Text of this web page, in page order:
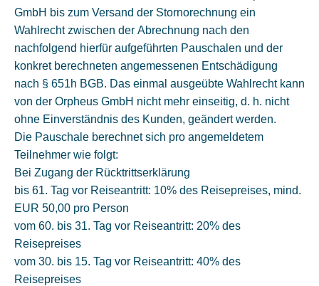
GmbH bis zum Versand der Stornorechnung ein
Wahlrecht zwischen der Abrechnung nach den
nachfolgend hierfür aufgeführten Pauschalen und der
konkret berechneten angemessenen Entschädigung
nach § 651h BGB. Das einmal ausgeübte Wahlrecht kann
von der Orpheus GmbH nicht mehr einseitig, d. h. nicht
ohne Einverständnis des Kunden, geändert werden.
Die Pauschale berechnet sich pro angemeldetem
Teilnehmer wie folgt:
Bei Zugang der Rücktrittserklärung
bis 61. Tag vor Reiseantritt: 10% des Reisepreises, mind.
EUR 50,00 pro Person
vom 60. bis 31. Tag vor Reiseantritt: 20% des
Reisepreises
vom 30. bis 15. Tag vor Reiseantritt: 40% des
Reisepreises